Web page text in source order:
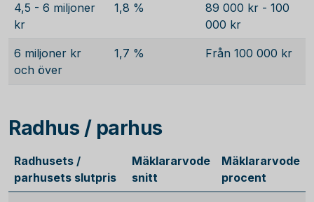
4,5 - 6 miljoner
kr
1,8 %
89 000 kr - 100
000 kr
6 miljoner kr
och över
1,7 % Från 100 000 kr
Radhus / parhus
Radhusets /
parhusets slutpris
Mäklararvode
snitt
Mäklararvode
procent